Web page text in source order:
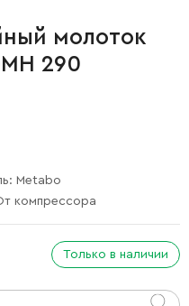
молоток
290
Metabo
компрессора
Только в наличии